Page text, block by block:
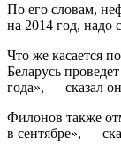
По его словам,
на 2014 год, надо
Что же касается
Беларусь
года», — сказал
Филонов также
в сентябре», —